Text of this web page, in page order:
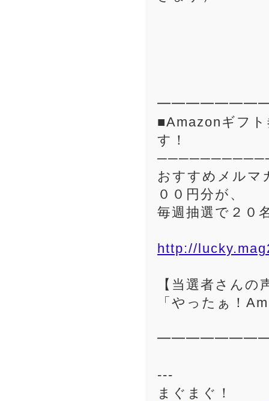
■Amazonギフ
す！
おすすめメルマ
００円分が、
毎週抽選で２０
http://
【当選者さんの
「やったぁ！
---
まぐまぐ！